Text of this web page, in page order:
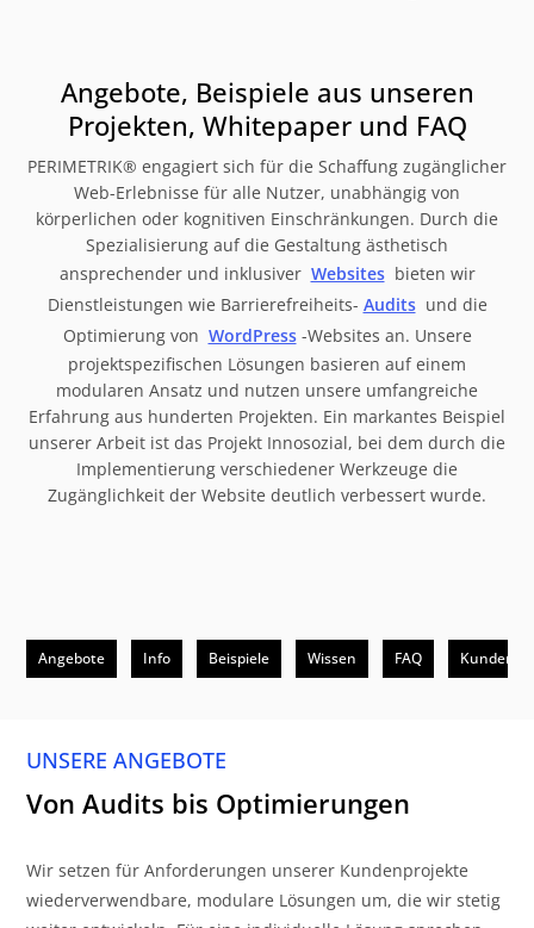
Angebote, Beispiele aus unseren
Projekten, Whitepaper und FAQ
PERIMETRIK® engagiert sich für die Schaffung zugänglicher
Web-Erlebnisse für alle Nutzer, unabhängig von
körperlichen oder kognitiven Einschränkungen. Durch die
Spezialisierung auf die Gestaltung ästhetisch
ansprechender und inklusiver Websites bieten wir
Dienstleistungen wie Barrierefreiheits- Audits und die
Optimierung von WordPress -Websites an. Unsere
projektspezifischen Lösungen basieren auf einem
modularen Ansatz und nutzen unsere umfangreiche
Erfahrung aus hunderten Projekten. Ein markantes Beispiel
unserer Arbeit ist das Projekt Innosozial, bei dem durch die
Implementierung verschiedener Werkzeuge die
Zugänglichkeit der Website deutlich verbessert wurde.
Angebote Info Beispiele Wissen FAQ Kunden
UNSERE ANGEBOTE
Von Audits bis Optimierungen
Wir setzen für Anforderungen unserer Kundenprojekte
wiederverwendbare, modulare Lösungen um, die wir stetig